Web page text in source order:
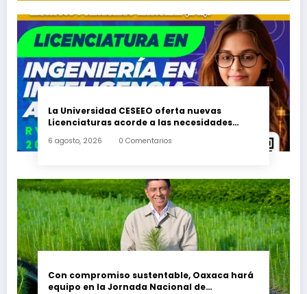
La Universidad CESEEO oferta nuevas
Licenciaturas acorde a las necesidades
nivel medio superior
6 agosto, 2026 0 Comentarios
Con compromiso sustentable, Oaxaca hará
equipo en la Jornada Nacional de